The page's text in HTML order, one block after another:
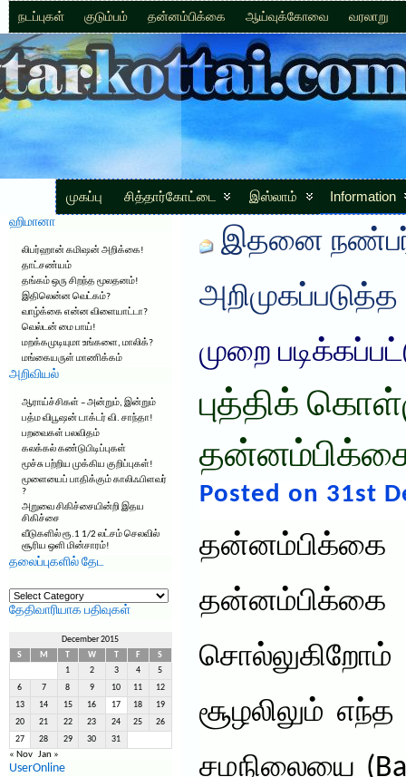
நடப்புகள் குடும்பம் தன்னம்பிக்கை ஆய்வுக்கோவை வரலாறு
முகப்பு சித்தார்கோட்டை இஸ்லாம் Information
ஹிமானா
லிபர்ஹான் கமிஷன் அறிக்கை!
தாட்சண்யம்
தங்கம் ஒரு சிறந்த மூலதனம்!
இதிலென்ன வெட்கம்?
வாழ்க்கை என்ன விளையாட்டா?
வெல்டன் மை பாய்!
மறக்கமுடியுமா உங்களை, மாலிக்?
மங்கையருள் மாணிக்கம்
அறிவியல்
ஆராய்ச்சிகள் – அன்றும், இன்றும்
பத்ம விபூஷன் டாக்டர் வி. சாந்தா!
பறவைகள் பலவிதம்
கலக்கல் கண்டுபிடிப்புகள்
மூச்சு பற்றிய முக்கிய குறிப்புகள்!
மூளையைப் பாதிக்கும் காலிஃபிளவர்
?
அறுவை சிகிச்சையின்றி இதய
சிகிச்சை
வீடுகளில் ரூ.1 1/2 லட்சம் செலவில்
சூரிய ஒளி மின்சாரம்!
தலைப்புகளில் தேட
தலைப்புகளில்
தேட
தேதிவாரியாக பதிவுகள்
December 2015
S
M W F
S
1
2 3 4 5
6 7 8 9 10 11 12
13 14 15 16 17 18 19
20 21 22 23 24 25 26
27 28 29 30 31
« Nov Jan »
UserOnline
இதனை
அறிமுகப்படுத்த
முறை
புத்திக்
Posted on 31st
தன்னம்பிக்கை
சூழலிலும்
சமநிலையை